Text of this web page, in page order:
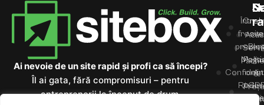
Ai nevoie de un site rapid și profi ca să începi?
Îl ai gata, fără compromisuri – pentru
antreprenorii la început de drum.
&
site
site
/